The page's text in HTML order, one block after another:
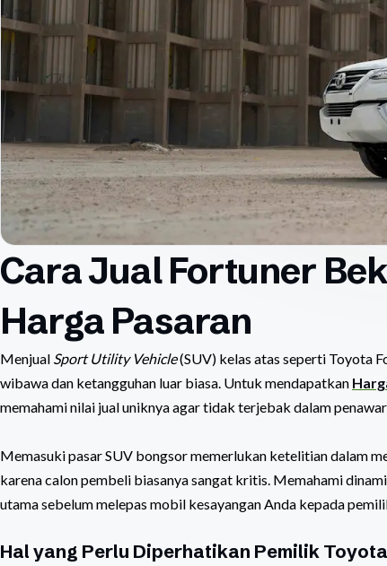
Cara Jual Fortuner
Harga Pasaran
Menjual Sport Utility Vehicle(SUV) kelas atas seperti Toyota
wibawa dan ketangguhan luar biasa. Untuk mendapatkan
memahami nilai jual uniknya agar tidak terjebak dalam
Memasuki pasar SUV bongsor memerlukan ketelitian dalam
karena calon pembeli biasanya sangat kritis. Memahami
utama sebelum melepas mobil kesayangan Anda kepada
Hal yang Perlu Diperhatikan Pemilik